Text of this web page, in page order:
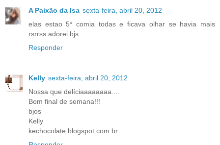
A Paixão da Isa sexta-feira, abril 20, 2012
elas estao 5* comia todas e ficava olhar se havia mais
rsrrss adorei bjs
Responder
Kelly sexta-feira, abril 20, 2012
Nossa que delíciaaaaaaaa....
Bom final de semana!!!
bjos
Kelly
kechocolate.blogspot.com.br